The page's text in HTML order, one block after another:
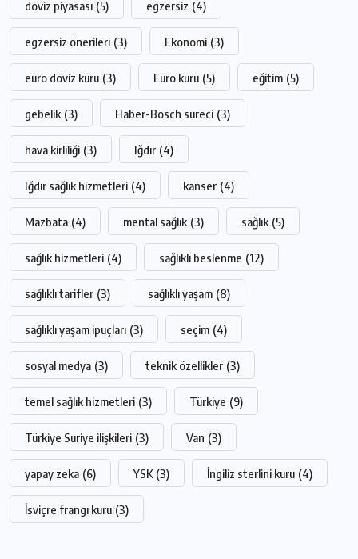
döviz piyasası (5) egzersiz (4)
egzersiz önerileri (3) Ekonomi (3)
euro döviz kuru (3) Euro kuru (5) eğitim (5)
gebelik (3) Haber-Bosch süreci (3)
hava kirliliği (3) Iğdır (4)
Iğdır sağlık hizmetleri (4) kanser (4)
Mazbata (4) mental sağlık (3) sağlık (5)
sağlık hizmetleri (4) sağlıklı beslenme (12)
sağlıklı tarifler (3) sağlıklı yaşam (8)
sağlıklı yaşam ipuçları (3) seçim (4)
sosyal medya (3) teknik özellikler (3)
temel sağlık hizmetleri (3) Türkiye (9)
Türkiye Suriye ilişkileri (3) Van (3)
yapay zeka (6) YSK (3) İngiliz sterlini kuru (4)
İsviçre frangı kuru (3)